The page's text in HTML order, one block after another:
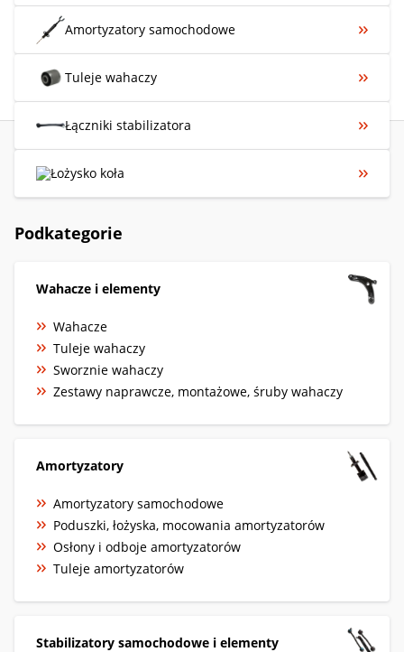
Amortyzatory samochodowe
Tuleje wahaczy
Łączniki stabilizatora
Łożysko koła
Podkategorie
Wahacze i elementy
Wahacze
Tuleje wahaczy
Sworznie wahaczy
Zestawy naprawcze, montażowe, śruby wahaczy
Amortyzatory
Amortyzatory samochodowe
Poduszki, łożyska, mocowania amortyzatorów
Osłony i odboje amortyzatorów
Tuleje amortyzatorów
Stabilizatory samochodowe i elementy